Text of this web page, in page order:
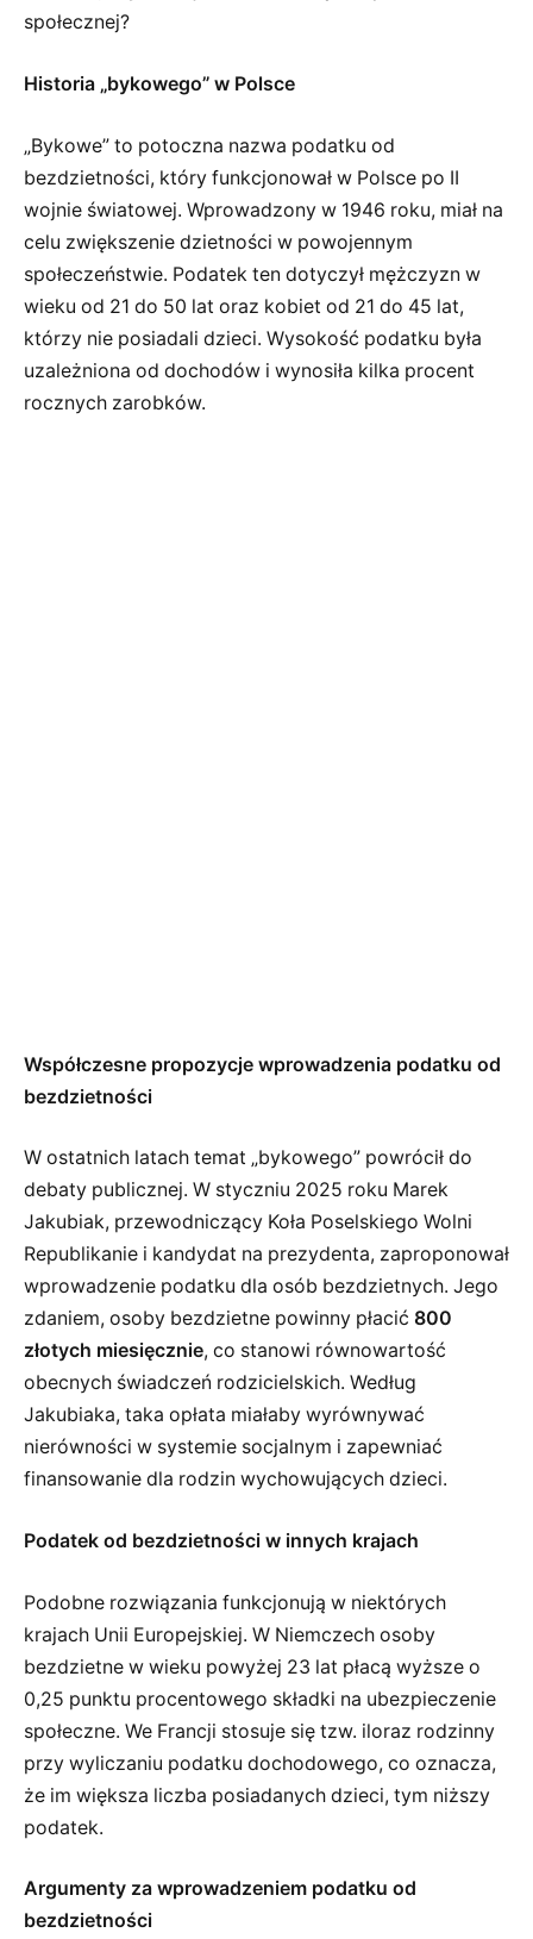
społecznej?
Historia „bykowego” w Polsce
„Bykowe” to potoczna nazwa podatku od
bezdzietności, który funkcjonował w Polsce po II
wojnie światowej. Wprowadzony w 1946 roku, miał na
celu zwiększenie dzietności w powojennym
społeczeństwie. Podatek ten dotyczył mężczyzn w
wieku od 21 do 50 lat oraz kobiet od 21 do 45 lat,
którzy nie posiadali dzieci. Wysokość podatku była
uzależniona od dochodów i wynosiła kilka procent
rocznych zarobków.
Współczesne propozycje wprowadzenia podatku od
bezdzietności
W ostatnich latach temat „bykowego” powrócił do
debaty publicznej. W styczniu 2025 roku Marek
Jakubiak, przewodniczący Koła Poselskiego Wolni
Republikanie i kandydat na prezydenta, zaproponował
wprowadzenie podatku dla osób bezdzietnych. Jego
zdaniem, osoby bezdzietne powinny płacić 800
złotych miesięcznie, co stanowi równowartość
obecnych świadczeń rodzicielskich. Według
Jakubiaka, taka opłata miałaby wyrównywać
nierówności w systemie socjalnym i zapewniać
finansowanie dla rodzin wychowujących dzieci.
Podatek od bezdzietności w innych krajach
Podobne rozwiązania funkcjonują w niektórych
krajach Unii Europejskiej. W Niemczech osoby
bezdzietne w wieku powyżej 23 lat płacą wyższe o
0,25 punktu procentowego składki na ubezpieczenie
społeczne. We Francji stosuje się tzw. iloraz rodzinny
przy wyliczaniu podatku dochodowego, co oznacza,
że im większa liczba posiadanych dzieci, tym niższy
podatek.
Argumenty za wprowadzeniem podatku od
bezdzietności